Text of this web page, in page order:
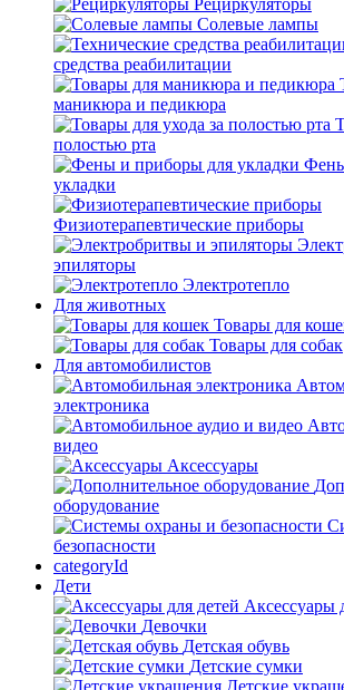
Рециркуляторы
Солевые лампы
средства реабилитации
маникюра и педикюра
полостью рта
укладки
Физиотерапевтические приборы
эпиляторы
Электротепло
Для животных
Товары для
Товары для собак
Для автомобилистов
электроника
видео
Аксессуары
оборудование
безопасности
categoryId
Дети
Аксессуары
Девочки
Детская обувь
Детские сумки
Детские